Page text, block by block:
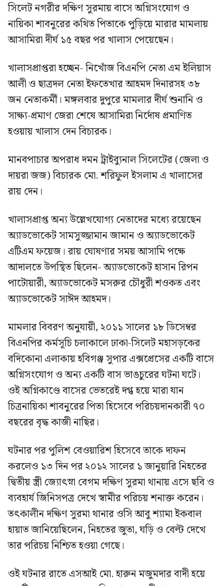
সিলেট নগরীর দক্ষিণ সুরমায় বাসে অগ্নিসংযোগ ও
নায়িকা শাবনুরের কথিত পিতাকে পুড়িয়ে মারার মামলায়
আসামিরা দীর্ঘ ১৫ বছর পর খালাস পেয়েছেন।
খালাসপ্রাপ্তরা হচ্ছেন- নিখোঁজ বিএনপি নেতা এম ইলিয়াস
আলী ও ছাত্রদল নেতা ইফতেখার আহমদ দিনারসহ ৩৮
জন নেতাকর্মী। মঙ্গলবার দুপুরে মামলার দীর্ঘ শুনানি ও
সাক্ষ্য-প্রমাণ জেরা শেষে আসামিরা নির্দোষ প্রমাণিত
হওয়ায় খালাস দেন বিচারক।
মানবপাচার অপরাধ দমন ট্রাইব্যুনাল সিলেটের (জেলা ও
দায়রা জজ) বিচারক মো. শরিফুল ইসলাম এ খালাসের
রায় দেন।
খালাসপ্রাপ্ত অন্য উল্লেখযোগ্য নেতাদের মধ্যে রয়েছেন
অ্যাডভোকেট সামসুজ্জামান জামান ও অ্যাডভোকেট
এটিএম ফয়েজ। রায় ঘোষণার সময় আসামি পক্ষে
আদালতে উপস্থিত ছিলেন- অ্যাডভোকেট হাসান রিপন
পাটোয়ারী, অ্যাডভোকেট মসরুর চৌধুরী শওকত এবং
অ্যাডভোকেট সাঈদ আহমদ।
মামলার বিবরণ অনুযায়ী, ২০১১ সালের ১৮ ডিসেম্বর
বিএনপির কর্মসূচি চলাকালে ঢাকা-সিলেট মহাসড়কের
বদিকোনা এলাকায় হবিগঞ্জ সুপার এক্সপ্রেসের একটি বাসে
অগ্নিসংযোগ ও অন্য একটি বাস ভাঙচুরের ঘটনা ঘটে।
ওই অগ্নিকাণ্ডে বাসের ভেতরেই দগ্ধ হয়ে মারা যান
চিত্রনায়িকা শাবনুরের পিতা হিসেবে পরিচয়দানকারী ৭০
বছরের বৃদ্ধ কাজী নাছির।
ঘটনার পর পুলিশ বেওয়ারিশ হিসেবে তাকে দাফন
করলেও ১৩ দিন পর ২০১২ সালের ১ জানুয়ারি নিহতের
দ্বিতীয় স্ত্রী জ্যোৎস্না বেগম দক্ষিণ সুরমা থানায় এসে ছবি ও
ব্যবহার্য জিনিসপত্র দেখে স্বামীর পরিচয় শনাক্ত করেন।
তৎকালীন দক্ষিণ সুরমা থানার ওসি আবু শ্যামা ইকবাল
হায়াত জানিয়েছিলেন, নিহতের জুতা, ঘড়ি ও বেল্ট দেখে
তার পরিচয় নিশ্চিত হওয়া গেছে।
ওই ঘটনার রাতে এসআই মো. হারুন মজুমদার বাদী হয়ে